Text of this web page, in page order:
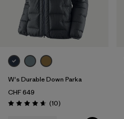
W's Durable Down Parka
CHF 649
Évaluation: 4.7 / 5
(10Avis
)